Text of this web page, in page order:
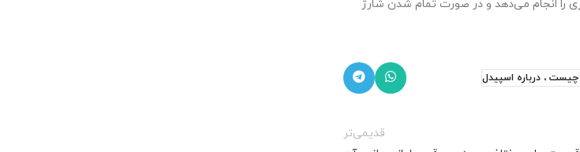
را انجام می‌دهد و در صورت تمام شدن شارژ
چیست ، درباره اسپیدل
قدیمی‌تر